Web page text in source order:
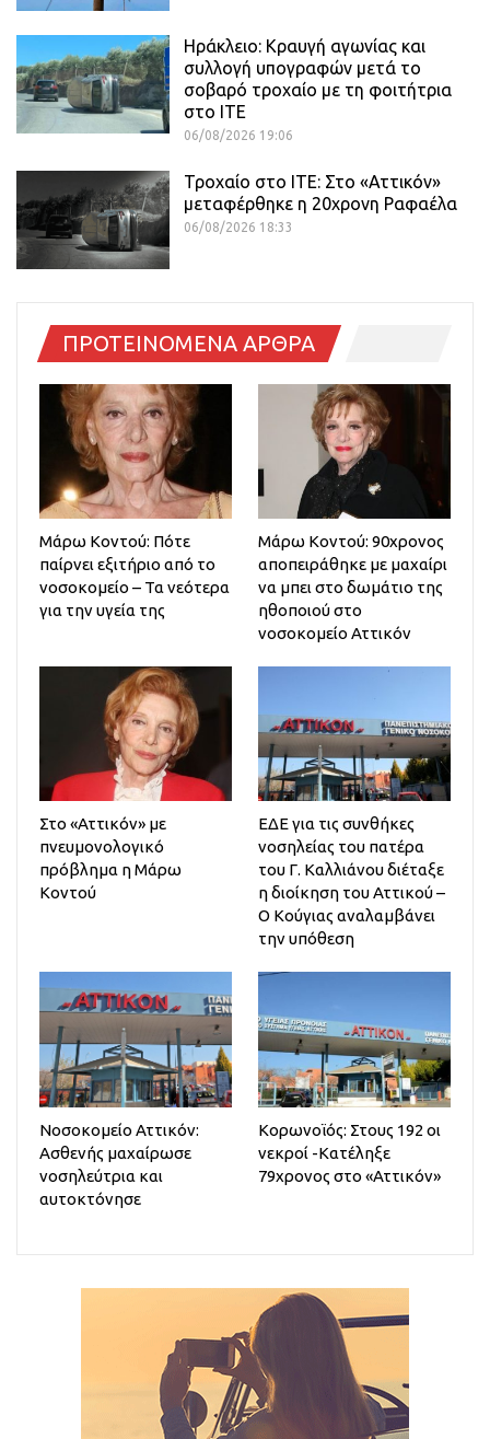
Ηράκλειο: Κραυγή αγωνίας και
συλλογή υπογραφών μετά το
σοβαρό τροχαίο με τη φοιτήτρια
στο ΙΤΕ
06/08/2026 19:06
Τροχαίο στο ΙΤΕ: Στο «Αττικόν»
μεταφέρθηκε η 20χρονη Ραφαέλα
06/08/2026 18:33
ΠΡΟΤΕΙΝΟΜΕΝΑ ΑΡΘΡΑ
Μάρω Κοντού: Πότε
παίρνει εξιτήριο από το
νοσοκομείο – Τα νεότερα
για την υγεία της
Μάρω Κοντού: 90χρονος
αποπειράθηκε με μαχαίρι
να μπει στο δωμάτιο της
ηθοποιού στο
νοσοκομείο Αττικόν
Στο «Αττικόν» με
πνευμονολογικό
πρόβλημα η Μάρω
Κοντού
ΕΔΕ για τις συνθήκες
νοσηλείας του πατέρα
του Γ. Καλλιάνου διέταξε
η διοίκηση του Αττικού –
Ο Κούγιας αναλαμβάνει
την υπόθεση
Νοσοκομείο Αττικόν:
Ασθενής μαχαίρωσε
νοσηλεύτρια και
αυτοκτόνησε
Κορωνοϊός: Στους 192 οι
νεκροί -Κατέληξε
79χρονος στο «Αττικόν»